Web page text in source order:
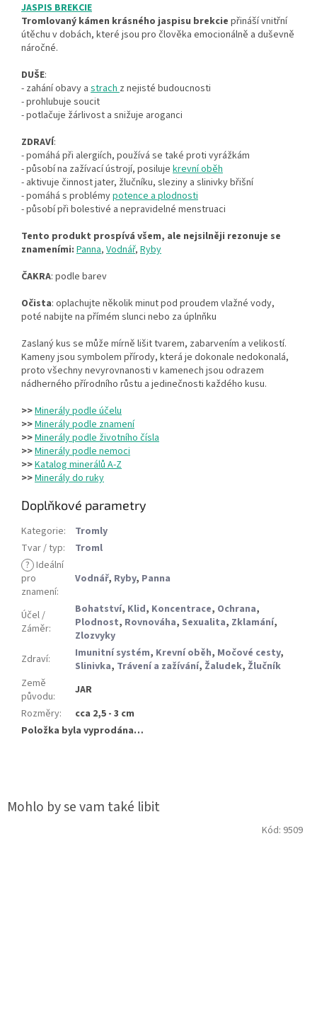
JASPIS BREKCIE
Tromlovaný kámen krásného jaspisu brekcie přináší vnitřní
útěchu v dobách, které jsou pro člověka emocionálně a duševně
náročné.
DUŠE:
- zahání obavy a strachz nejisté budoucnosti
- prohlubuje soucit
- potlačuje žárlivost a snižuje aroganci
ZDRAVÍ:
- pomáhá při alergiích, používá se také proti vyrážkám
- působí na zažívací ústrojí, posiluje krevní oběh
- aktivuje činnost jater, žlučníku, sleziny a slinivky břišní
- pomáhá s problémypotence a plodnosti
- působí při bolestivé a nepravidelné menstruaci
Tento produkt prospívá všem, ale nejsilněji rezonuje se
znameními: Panna, Vodnář, Ryby
ČAKRA: podle barev
Očista: oplachujte několik minut pod proudem vlažné vody,
poté nabijte na přímém slunci nebo za úplnňku
Zaslaný kus se může mírně lišit tvarem, zabarvením a velikostí.
Kameny jsou symbolem přírody, která je dokonale nedokonalá,
proto všechny nevyrovnanosti v kamenech jsou odrazem
nádherného přírodního růstu a jedinečnosti každého kusu.
>>Minerály podle účelu
>>Minerály podle znamení
>>Minerály podle životního čísla
>>Minerály podle nemoci
>>Katalog minerálů A-Z
>>Minerály do ruky
Doplňkové parametry
Kategorie:
Tromly
Tvar / typ:
Troml
? Ideální
pro
znamení:
Vodnář, Ryby, Panna
Účel /
Záměr:
Bohatství, Klid, Koncentrace, Ochrana,
Plodnost, Rovnováha, Sexualita, Zklamání,
Zlozvyky
Zdraví: Imunitní systém, Krevní oběh, Močové cesty,
Slinivka, Trávení a zažívání, Žaludek, Žlučník
Země
původu:
JAR
Rozměry:
cca 2,5 - 3 cm
Položka byla vyprodána…
Kód: 9509